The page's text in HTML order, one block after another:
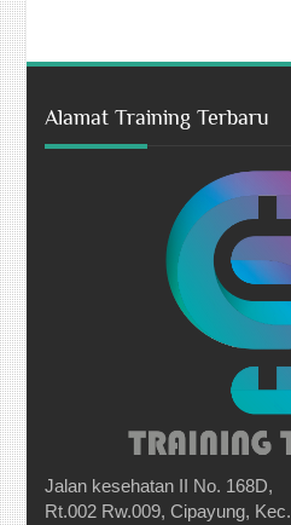
Alamat Training Terbaru
Jalan kesehatan II No. 168D,
Rt.002 Rw.009, Cipayung,